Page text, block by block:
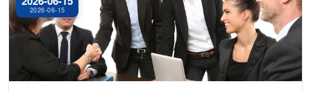
2026-06-15